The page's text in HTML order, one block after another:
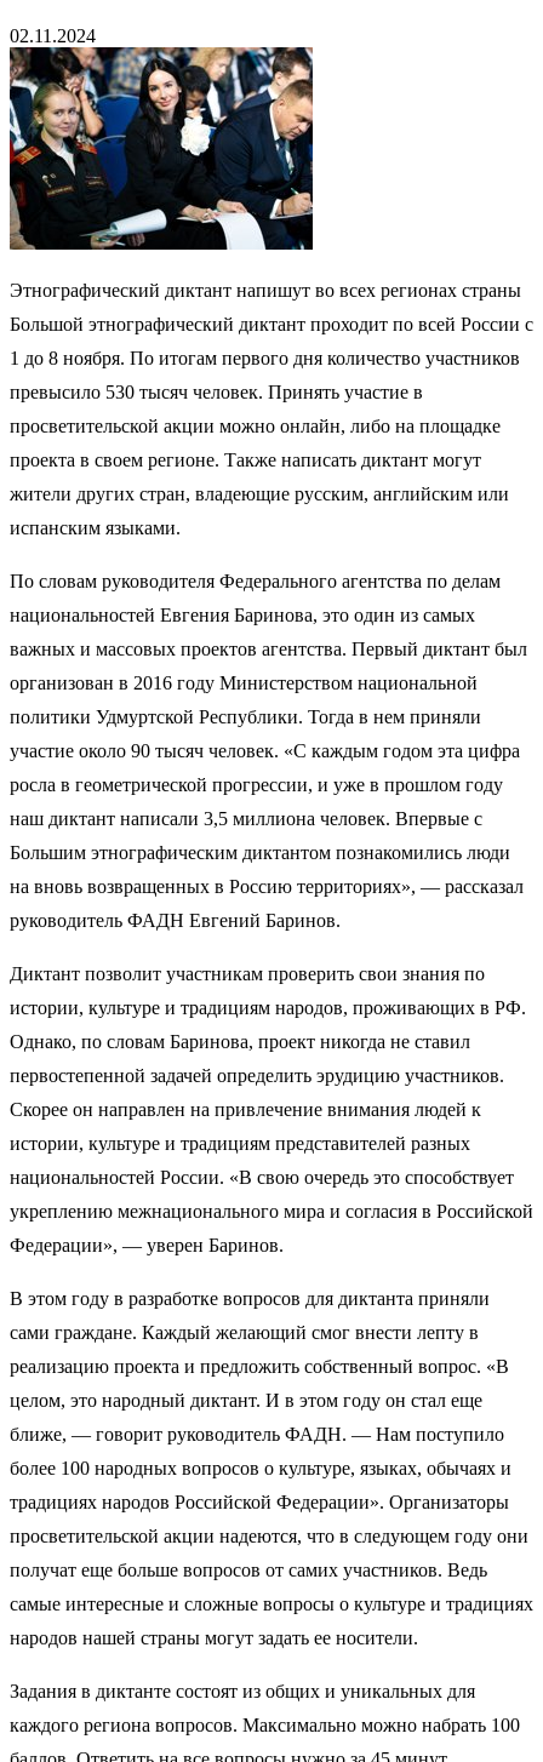
02.11.2024
Этнографический диктант напишут во всех регионах страны
Большой этнографический диктант проходит по всей России с
1 до 8 ноября. По итогам первого дня количество участников
превысило 530 тысяч человек. Принять участие в
просветительской акции можно онлайн, либо на площадке
проекта в своем регионе. Также написать диктант могут
жители других стран, владеющие русским, английским или
испанским языками.
По словам руководителя Федерального агентства по делам
национальностей Евгения Баринова, это один из самых
важных и массовых проектов агентства. Первый диктант был
организован в 2016 году Министерством национальной
политики Удмуртской Республики. Тогда в нем приняли
участие около 90 тысяч человек. «С каждым годом эта цифра
росла в геометрической прогрессии, и уже в прошлом году
наш диктант написали 3,5 миллиона человек. Впервые с
Большим этнографическим диктантом познакомились люди
на вновь возвращенных в Россию территориях», — рассказал
руководитель ФАДН Евгений Баринов.
Диктант позволит участникам проверить свои знания по
истории, культуре и традициям народов, проживающих в РФ.
Однако, по словам Баринова, проект никогда не ставил
первостепенной задачей определить эрудицию участников.
Скорее он направлен на привлечение внимания людей к
истории, культуре и традициям представителей разных
национальностей России. «В свою очередь это способствует
укреплению межнационального мира и согласия в Российской
Федерации», — уверен Баринов.
В этом году в разработке вопросов для диктанта приняли
сами граждане. Каждый желающий смог внести лепту в
реализацию проекта и предложить собственный вопрос. «В
целом, это народный диктант. И в этом году он стал еще
ближе, — говорит руководитель ФАДН. — Нам поступило
более 100 народных вопросов о культуре, языках, обычаях и
традициях народов Российской Федерации». Организаторы
просветительской акции надеются, что в следующем году они
получат еще больше вопросов от самих участников. Ведь
самые интересные и сложные вопросы о культуре и традициях
народов нашей страны могут задать ее носители.
Задания в диктанте состоят из общих и уникальных для
каждого региона вопросов. Максимально можно набрать 100